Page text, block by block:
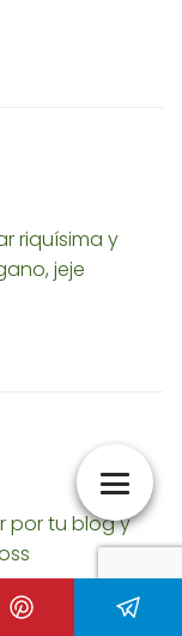
riquísima y
jeje
por tu blog y